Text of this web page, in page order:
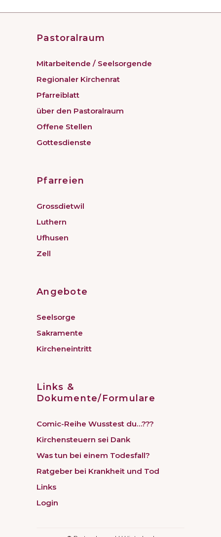
Pastoralraum
Mitarbeitende / Seelsorgende
Regionaler Kirchenrat
Pfarreiblatt
über den Pastoralraum
Offene Stellen
Gottesdienste
Pfarreien
Grossdietwil
Luthern
Ufhusen
Zell
Angebote
Seelsorge
Sakramente
Kircheneintritt
Links &
Dokumente/Formulare
Comic-Reihe Wusstest du…???
Kirchensteuern sei Dank
Was tun bei einem Todesfall?
Ratgeber bei Krankheit und Tod
Links
Login